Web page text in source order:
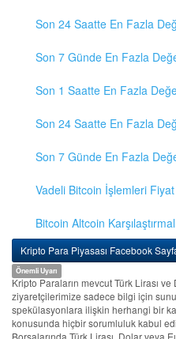
Son 24 Saatte En Fazla
Son 7 Günde En Fazla
Son 1 Saatte En Fazla
Son 24 Saatte En Fazla
Son 7 Günde En Fazla
Vadeli Bitcoin İşlemleri
Bitcoin Altcoin
Kripto Para Piyasası Facebook
Önemli Uyarı
Kripto Paraların mevcut Türk Lirası
ziyaretçilerimize sadece bilgi için
spekülasyonlara ilişkin herhangi bir
konusunda hiçbir sorumluluk kabul
Borsalarında Türk Lirası, Dolar veya